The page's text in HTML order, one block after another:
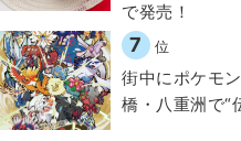
で発売！
7 位
街中にポケモ
橋・八重洲で“